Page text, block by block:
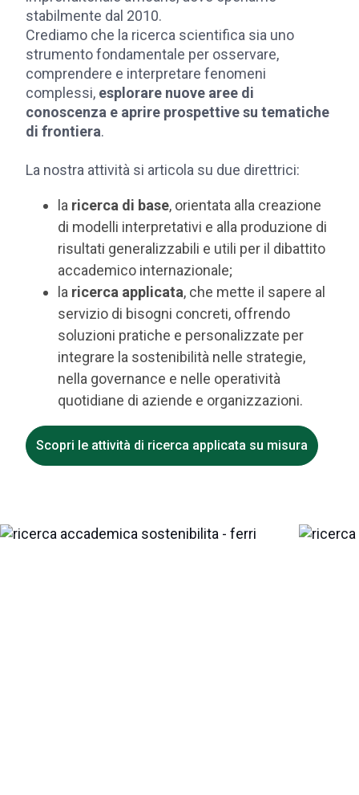
stabilmente dal 2010.
Crediamo che la ricerca scientifica sia uno
strumento fondamentale per osservare,
comprendere e interpretare fenomeni
complessi, esplorare nuove aree di
conoscenza e aprire prospettive su tematiche
di frontiera.
La nostra attività si articola su due direttrici:
la ricerca di base, orientata alla creazione
di modelli interpretativi e alla produzione di
risultati generalizzabili e utili per il dibattito
accademico internazionale;
la ricerca applicata, che mette il sapere al
servizio di bisogni concreti, offrendo
soluzioni pratiche e personalizzate per
integrare la sostenibilità nelle strategie,
nella governance e nelle operatività
quotidiane di aziende e organizzazioni.
Scopri le attività di ricerca applicata su misura